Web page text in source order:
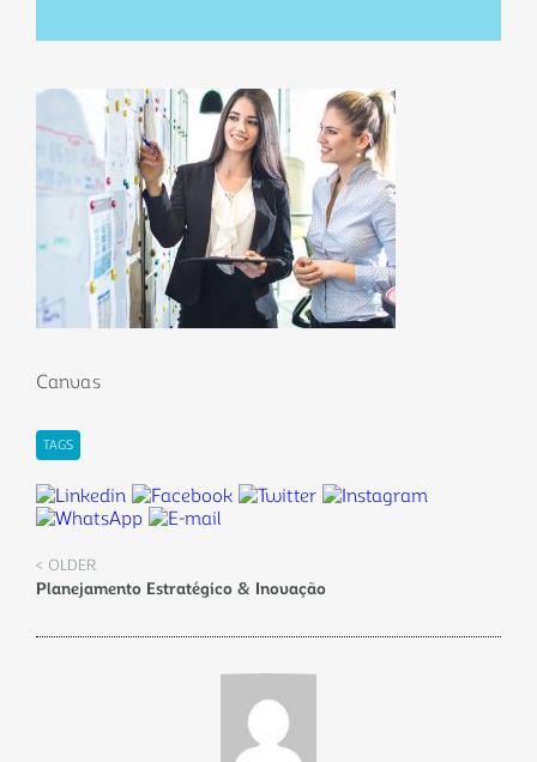
Canvas
TAGS
< OLDER
Planejamento Estratégico & Inovação